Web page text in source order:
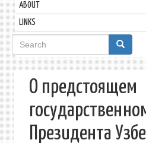
ABOUT
LINKS
Search
form
О предстоящем
Президента